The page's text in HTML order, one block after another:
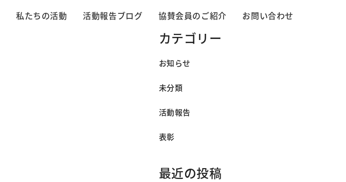
私たちの活動 活動報告ブログ 協賛会員のご紹介 お問い合わせ
カテゴリー
お知らせ
未分類
活動報告
表彰
最近の投稿